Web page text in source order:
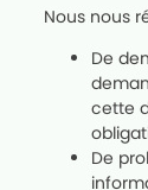
Nous nous
De
cette
De